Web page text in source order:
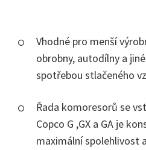
Vhodné pro menší
obrobny, autodílny a
spotřebou stlačeného
Řada komoresorů se
Copco G ,GX a GA je
maximální spolehlivost